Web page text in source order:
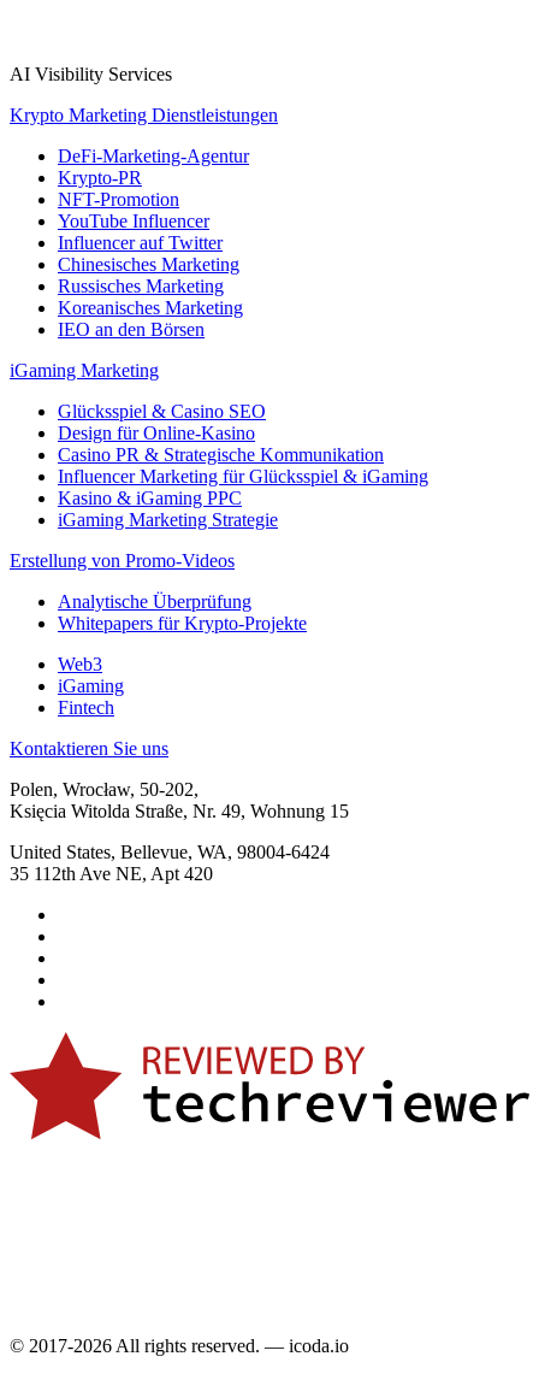
AI Visibility Services
Krypto Marketing Dienstleistungen
DeFi-Marketing-Agentur
Krypto-PR
NFT-Promotion
YouTube Influencer
Influencer auf Twitter
Chinesisches Marketing
Russisches Marketing
Koreanisches Marketing
IEO an den Börsen
iGaming Marketing
Glücksspiel & Casino SEO
Design für Online-Kasino
Casino PR & Strategische Kommunikation
Influencer Marketing für Glücksspiel & iGaming
Kasino & iGaming PPC
iGaming Marketing Strategie
Erstellung von Promo-Videos
Analytische Überprüfung
Whitepapers für Krypto-Projekte
Web3
iGaming
Fintech
Kontaktieren Sie uns
Polen, Wrocław, 50-202,
Księcia Witolda Straße, Nr. 49, Wohnung 15
United States, Bellevue, WA, 98004-6424
35 112th Ave NE, Apt 420
© 2017-2026 All rights reserved. — icoda.io